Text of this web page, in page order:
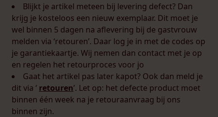
Blijkt je artikel meteen bij levering defect? Dan
krijg je kosteloos een nieuw exemplaar. Dit moet je
wel binnen 5 dagen na aflevering bij de gastvrouw
melden via ‘retouren’. Daar log je in met de codes op
je garantiekaartje. Wij nemen dan contact met je op
en regelen het retourproces voor jo
Gaat het artikel pas later kapot? Ook dan meld je
dit via ‘ retouren’. Let op: het defecte product moet
binnen één week na je retouraanvraag bij ons
binnen zijn.